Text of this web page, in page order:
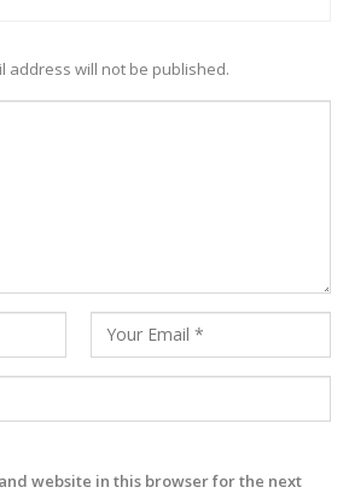
address will not be published.
website in this browser for the next